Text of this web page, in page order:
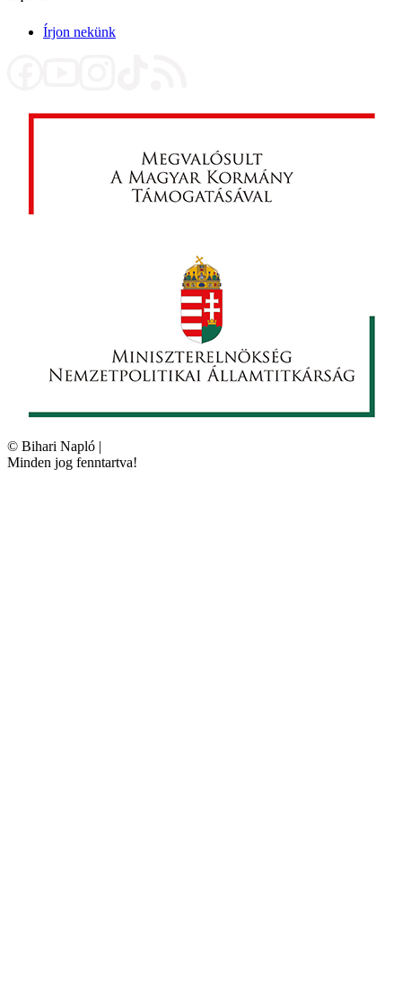
Írjon nekünk
© Bihari Napló |
Minden jog fenntartva!